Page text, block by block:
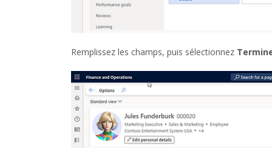
Remplissez les champs, puis sélectionnez